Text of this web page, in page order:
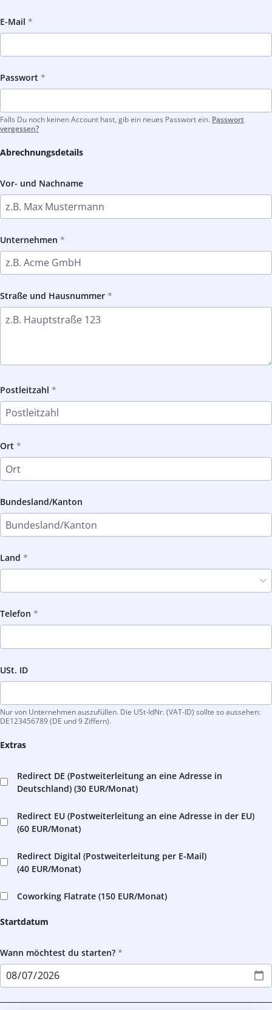
E-Mail
Passwort
Falls Du noch keinen Account hast, gib ein neues Passwort ein. Passwort
vergessen?
Abrechnungsdetails
Vor- und Nachname
Unternehmen
Straße und Hausnummer
Postleitzahl
Ort
Bundesland/Kanton
Land
Telefon
USt. ID
Nur von Unternehmen auszufüllen. Die USt-IdNr. (VAT-ID) sollte so aussehen:
DE123456789 (DE und 9 Ziffern).
Extras
Redirect DE (Postweiterleitung an eine Adresse in
Deutschland) (30 EUR/Monat)
Redirect EU (Postweiterleitung an eine Adresse in der EU)
(60 EUR/Monat)
Redirect Digital (Postweiterleitung per E-Mail)
(40 EUR/Monat)
Coworking Flatrate (150 EUR/Monat)
Startdatum
Wann möchtest du starten?